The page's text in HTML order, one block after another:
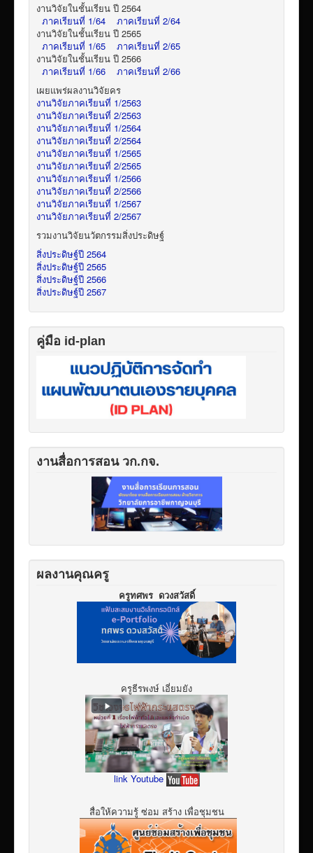
งานวิจัยในชั้นเรียน ปี 2564
ภาคเรียนที่ 1/64
ภาคเรียนที่ 2/64
งานวิจัยในชั้นเรียน ปี 2565
ภาคเรียนที่ 1/65
ภาคเรียนที่ 2/65
งานวิจัยในชั้นเรียน ปี 2566
ภาคเรียนที่ 1/66
ภาคเรียนที่ 2/66
เผยแพร่ผลงานวิจัยคร
งานวิจัยภาคเรียนที่ 1/2563
งานวิจัยภาคเรียนที่ 2/2563
งานวิจัยภาคเรียนที่ 1/2564
งานวิจัยภาคเรียนที่ 2/2564
งานวิจัยภาคเรียนที่ 1/2565
งานวิจัยภาคเรียนที่ 2/2565
งานวิจัยภาคเรียนที่ 1/2566
งานวิจัยภาคเรียนที่ 2/2566
งานวิจัยภาคเรียนที่ 1/2567
งานวิจัยภาคเรียนที่ 2/2567
รวมงานวิจัยนวัตกรรมสิ่งประดิษฐ์
สิ่งประดิษฐ์ปี 2564
สิ่งประดิษฐ์ปี 2565
สิ่งประดิษฐ์ปี 2566
สิ่งประดิษฐ์ปี 2567
คู่มือ id-plan
งานสื่อการสอน วก.กจ.
ผลงานคุณครู
ครูทศพร ดวงสวัสดิ์
ครูธีรพงษ์ เอี่ยมยัง
link Youtube
สื่อให้ความรู้ ซ่อม สร้าง เพื่อชุมชน